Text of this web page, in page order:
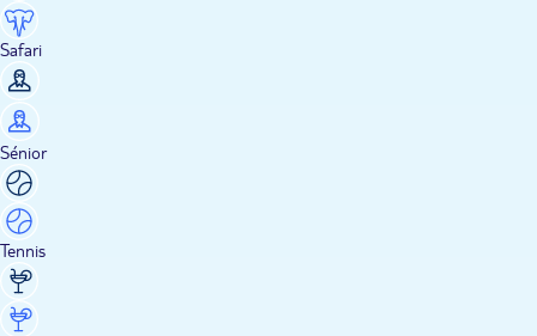
Safari
Sénior
Tennis